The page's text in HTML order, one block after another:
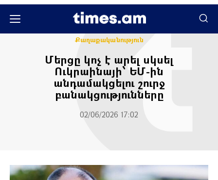
Քաղաքականություն
Մերցը կոչ է արել սկսել
Ուկրաինայի՝ ԵՄ-ին
անդամակցելու շուրջ
բանակցությունները
02/06/2026 17:02